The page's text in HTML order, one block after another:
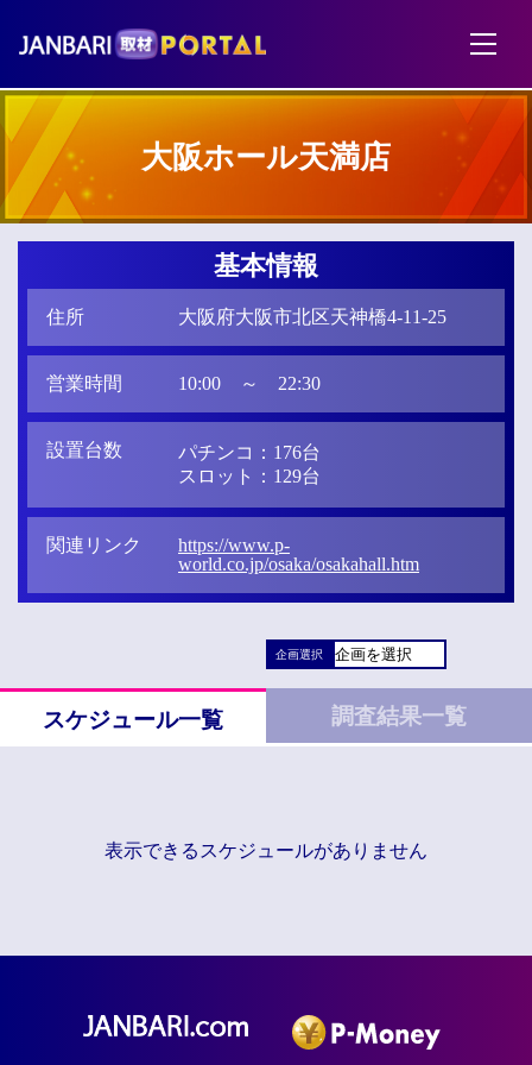
大阪ホール天満店
基本情報
住所 大阪府大阪市北区天神橋4-11-25
営業時間 10:00 ～ 22:30
設置台数
パチンコ：176台
スロット：129台
関連リンク
https://www.p-
world.co.jp/osaka/osakahall.htm
企画選択
スケジュール一覧 調査結果一覧
表示できるスケジュールがありません